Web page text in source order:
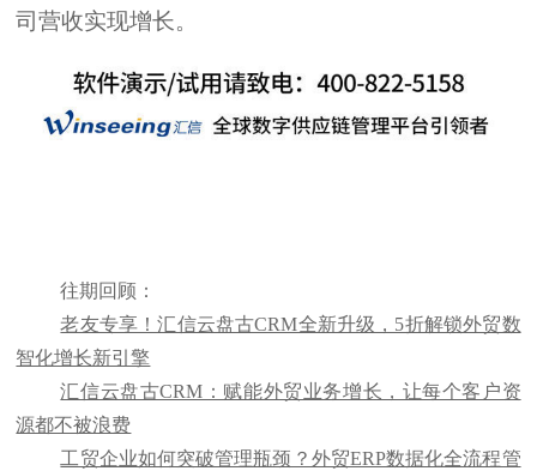
司营收实现增长。
往期回顾：
老友专享！汇信云盘古CRM全新升级，5折解锁外贸数
智化增长新引擎
汇信云盘古CRM：赋能外贸业务增长，让每个客户资
源都不被浪费
工贸企业如何突破管理瓶颈？外贸ERP数据化全流程管